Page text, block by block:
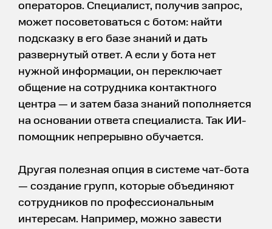
операторов. Специалист, получив запрос,
может посоветоваться с ботом: найти
подсказку в его базе знаний и дать
развернутый ответ. А если у бота нет
нужной информации, он переключает
общение на сотрудника контактного
центра — и затем база знаний пополняется
на основании ответа специалиста. Так ИИ-
помощник непрерывно обучается.
Другая полезная опция в системе чат-бота
— создание групп, которые объединяют
сотрудников по профессиональным
интересам. Например, можно завести